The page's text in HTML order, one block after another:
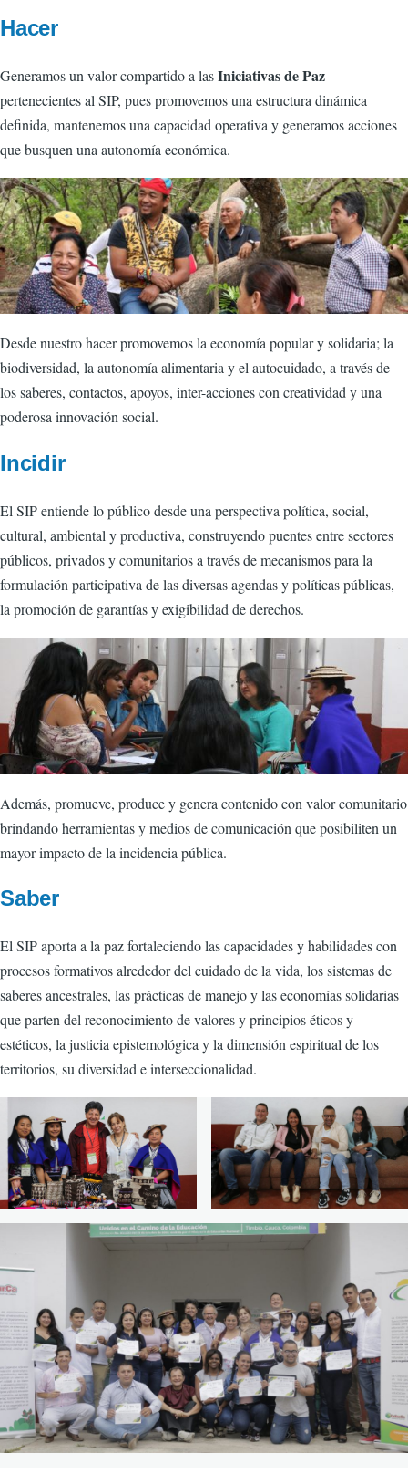
Hacer
Generamos un valor compartido a lasIniciativas de Paz
pertenecientes al SIP, pues promovemos una estructura dinámica
definida, mantenemos una capacidad operativa y generamos acciones
que busquen una autonomía económica.
Desde nuestro hacer promovemos la economía popular y solidaria; la
biodiversidad, la autonomía alimentaria y el autocuidado, a través de
los saberes, contactos, apoyos, inter-acciones con creatividad y una
poderosa innovación social.
Incidir
El SIP entiende lo público desde una perspectiva política, social,
cultural, ambiental y productiva, construyendo puentes entre sectores
públicos, privados y comunitarios a través de mecanismos para la
formulación participativa de las diversas agendas y políticas públicas,
la promoción de garantías y exigibilidad de derechos.
Además, promueve, produce y genera contenido con valor comunitario
brindando herramientas y medios de comunicación que posibiliten un
mayor impacto de la incidencia pública.
Saber
El SIP aporta a la paz fortaleciendo las capacidades y habilidades con
procesos formativos alrededor del cuidado de la vida, los sistemas de
saberes ancestrales, lasprácticas de manejo y las economías solidarias
que parten del reconocimiento de valores y principios éticos y
estéticos, la justicia epistemológica y la dimensión espiritual de los
territorios, su diversidad e interseccionalidad.